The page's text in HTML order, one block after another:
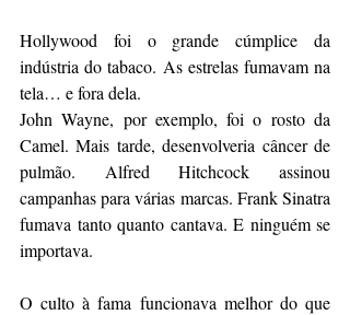
Hollywood foi o grande cúmplice da
indústria do tabaco. As estrelas fumavam na
tela… e fora dela.
John Wayne, por exemplo, foi o rosto da
Camel. Mais tarde, desenvolveria câncer de
pulmão. Alfred Hitchcock assinou
campanhas para várias marcas. Frank Sinatra
fumava tanto quanto cantava. E ninguém se
importava.
O culto à fama funcionava melhor do que